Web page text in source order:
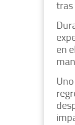
tras
en